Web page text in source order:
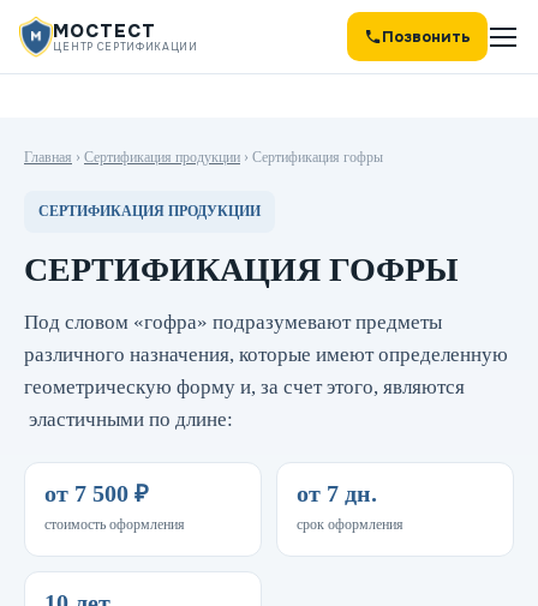
МОСТЕСТ
ЦЕНТР СЕРТИФИКАЦИИ Позвонить
Главная › Сертификация продукции › Сертификация гофры
СЕРТИФИКАЦИЯ ПРОДУКЦИИ
СЕРТИФИКАЦИЯ ГОФРЫ
Под словом «гофра» подразумевают предметы
различного назначения, которые имеют определенную
геометрическую форму и, за счет этого, являются
эластичными по длине:
от 7 500 ₽
стоимость оформления
от 7 дн.
срок оформления